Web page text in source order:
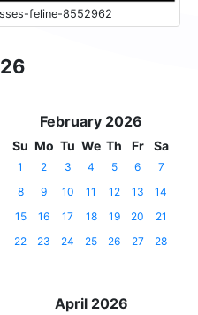
feline-8552962
February 2026
Su Mo Tu We Th Fr Sa
1 2 3 4 5 6
7
8
9 10 11 12 13
14
15
16 17 18 19 20
21
22
23 24 25 26 27 28
April 2026